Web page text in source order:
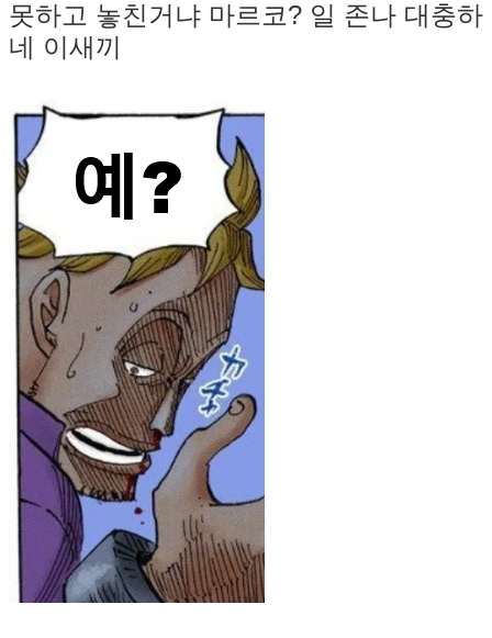
못하고 놓친거냐 마르코? 일 존나 대충하
네 이새끼